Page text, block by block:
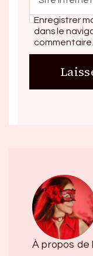
Enregistrer
dans le
commentaire.
À propos de